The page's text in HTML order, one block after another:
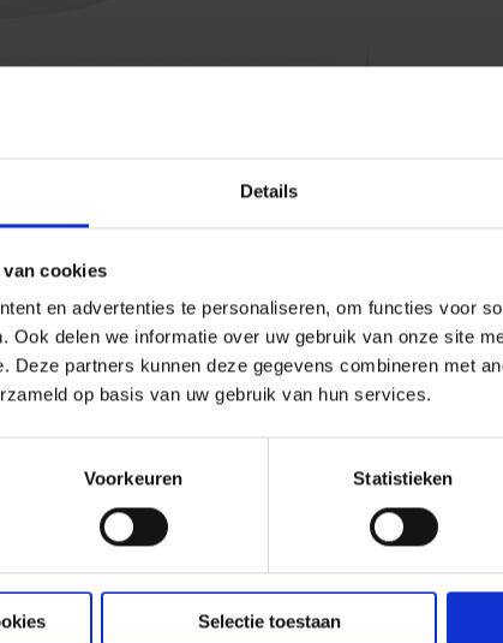
Details
cookies
en advertenties te personaliseren, om functies voor
Ook delen we informatie over uw gebruik van onze site
Deze partners kunnen deze gegevens combineren met
op basis van uw gebruik van hun services.
Voorkeuren Statistieken
Selectie toestaan
und Mineralergänzung für
Kalzium, Phosphor und Jod.
die Mengen an Vitamin A, Beta-Carotin
Ernährungsmängel bei
die relativ wenig Wasser trinken,
und Spurenelemente.